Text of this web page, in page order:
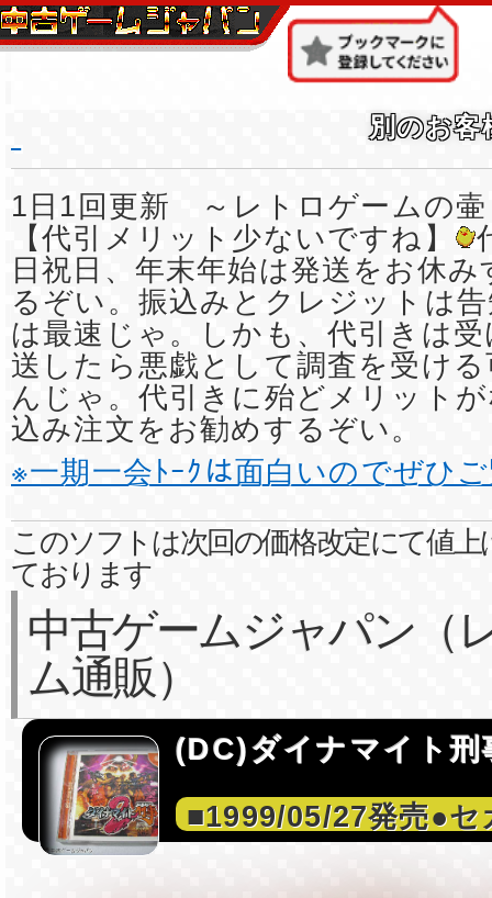
1日1回更新 ～レトロゲームの壷
【代引メリット少ないですね】
日祝日、年末年始は発送をお休
るぞい。振込みとクレジットは
は最速じゃ。しかも、代引きは
送したら悪戯として調査を受け
んじゃ。代引きに殆どメリット
込み注文をお勧めするぞい。
※一期一会ﾄｰｸは面白いのでぜひ
このソフトは次回の価格改定にて値
ております
中古ゲームジャパン（
ム通販）
(DC)ダイナマイト刑
■1999/05/27発売●セ
別のお客